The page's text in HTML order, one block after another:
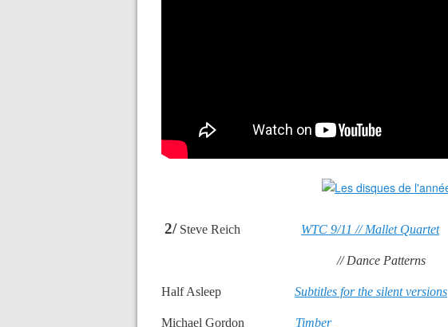
2/ Steve Reich WTC 9/11 // Mallet Quartet
// Dance Patterns
Half Asleep Subtitles for the silent versions
Michael Gordon Timber